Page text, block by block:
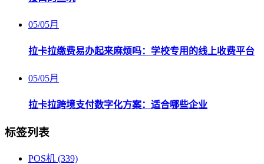
05/05月
拉卡拉缴费易办起来麻烦吗：学校专用的线上收费平台
05/05月
拉卡拉跨境支付数字化方案：适合哪些企业
标签列表
POS机 (339)